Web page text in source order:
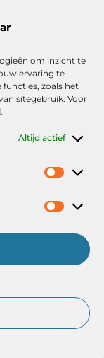
om inzicht te
ervaring te
zoals het
sitegebruik. Voor
.
Altijd actief
artikelen om jou te
inspireren!
Reserved.